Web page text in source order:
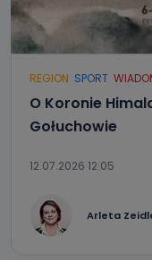
REGION SPORT
O Koronie
Gołuchowie
12.07.2026 12:05
Arleta